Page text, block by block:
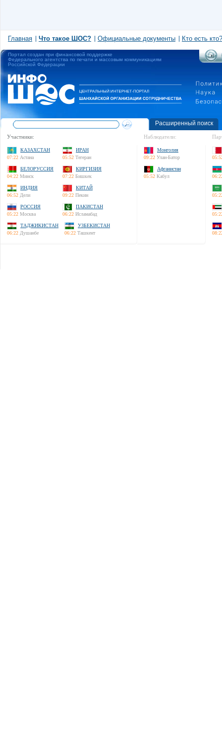
Главная Что такое ШОС? Официальные документы Кто есть кто?
Портал создан при финансовой поддержке
Федерального агентства по печати и массовым коммуникациям
Российской Федерации
Расширенный поиск
Участники:
КАЗАХСТАН
07:22 Астана
ИРАН
05:52 Тегеран
БЕЛОРУССИЯ
04:22 Минск
КИРГИЗИЯ
07:22 Бишкек
ИНДИЯ
06:52 Дели
КИТАЙ
09:22 Пекин
РОССИЯ
05:22 Москва
ПАКИСТАН
06:22 Исламабад
ТАДЖИКИСТАН
06:22 Душанбе
УЗБЕКИСТАН
06:22 Ташкент
Наблюдатели:
Монголия
09:22 Улан-Батор
Афганистан
05:52 Кабул